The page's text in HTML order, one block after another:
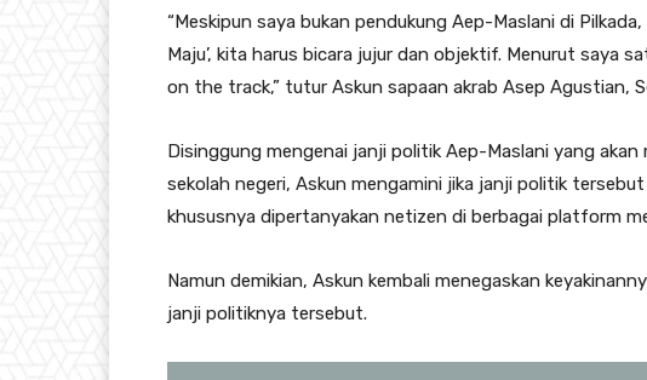
“Meskipun saya bukan pendukung Aep-Maslani di
Maju’, kita harus bicara jujur dan objektif. Menurut saya
on the track,” tutur Askun sapaan akrab Asep Agustian,
Disinggung mengenai janji politik Aep-Maslani yang
sekolah negeri, Askun mengamini jika janji politik
khususnya dipertanyakan netizen di berbagai platform
Namun demikian, Askun kembali menegaskan
janji politiknya tersebut.